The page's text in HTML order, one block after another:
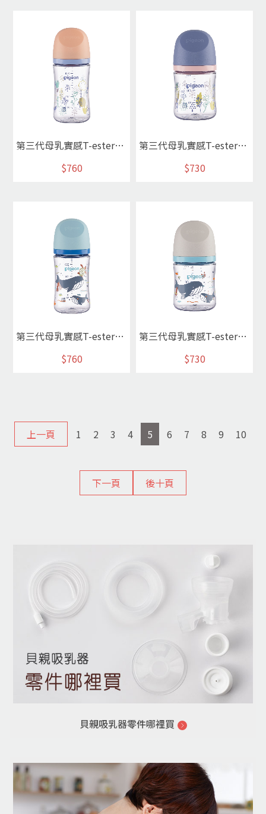
第三代母乳實感T-ester奶瓶240ml/春日物語
$760
第三代母乳實感T-ester奶瓶160ml/春日物語
$730
第三代母乳實感T-ester奶瓶240ml/海洋世界
$760
第三代母乳實感T-ester奶瓶160ml/海洋世界
$730
上一頁 1 2 3 4 5 6 7 8 9 10
下一頁 後十頁
貝親吸乳器零件哪裡買